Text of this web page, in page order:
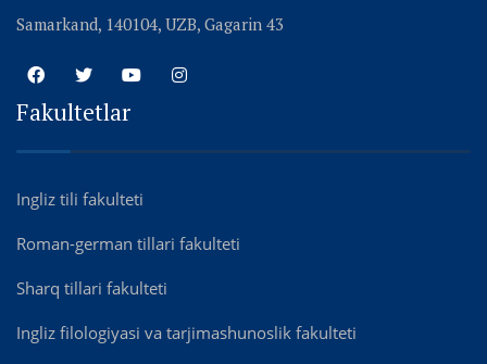
Samarkand, 140104, UZB, Gagarin 43
Fakultetlar
Ingliz tili fakulteti
Roman-german tillari fakulteti
Sharq tillari fakulteti
Ingliz filologiyasi va tarjimashunoslik fakulteti